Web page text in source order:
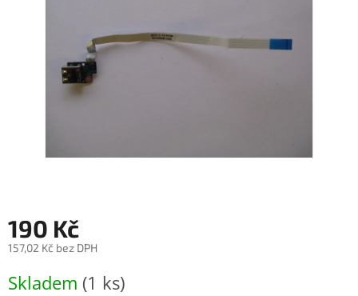
190 Kč
157,02 Kč bez DPH
cena:
Skladem (1 ks)